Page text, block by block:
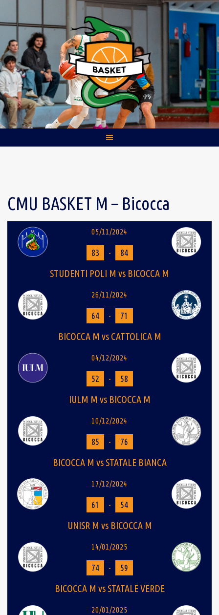
content
CMU BASKET M – Bicocca
05/11/2024
83 - 84
STUDENTI POLI M vs BICOCCA M
26/11/2024
64 - 71
BICOCCA M vs CATTOLICA M
04/12/2024
52 - 58
IULM M vs BICOCCA M
10/12/2024
85 - 76
BICOCCA M vs STATALE BIANCA
17/12/2024
61 - 54
UNISR M vs BICOCCA M
14/01/2025
74 - 59
BICOCCA M vs STATALE VERDE
20/01/2025